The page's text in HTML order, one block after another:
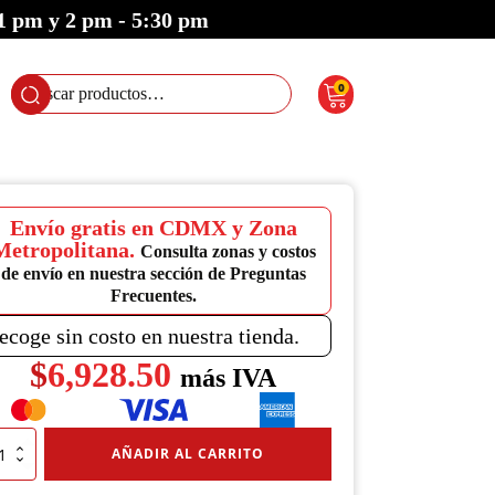
pm y 2 pm - 5:30 pm
Buscar
por:
0
Envío gratis en CDMX y Zona
Consulta zonas y costos
de envío en nuestra sección de Preguntas
Frecuentes.
sin costo en nuestra tienda.
$6,928.50 más IVA
AÑADIR AL CARRITO